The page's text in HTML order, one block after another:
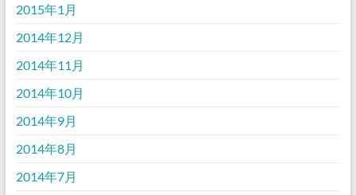
2015年1月
2014年12月
2014年11月
2014年10月
2014年9月
2014年8月
2014年7月